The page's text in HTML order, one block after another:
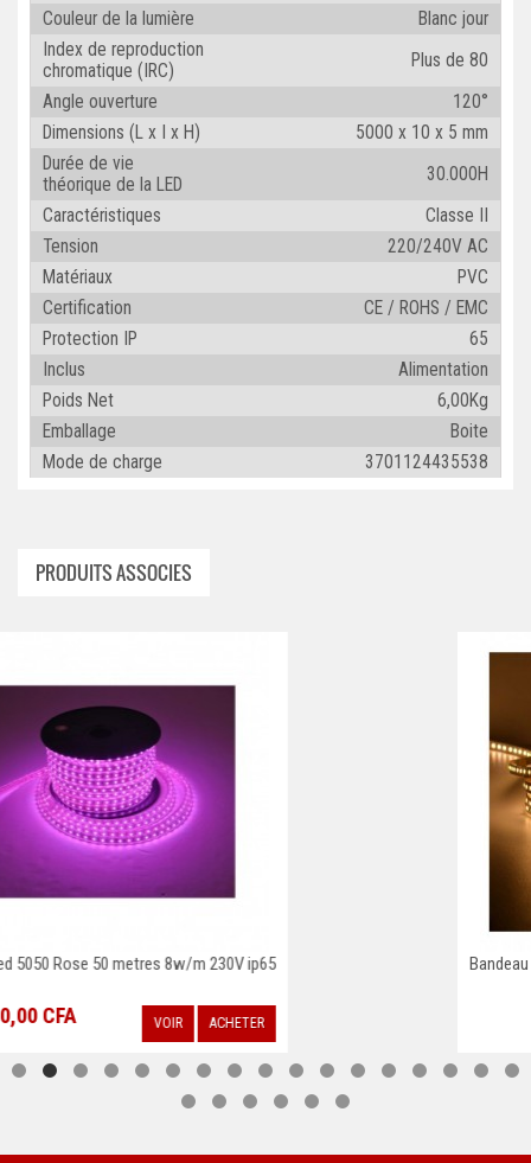
Couleur de la lumière
Blanc jour
Index de reproduction
chromatique (IRC)
Plus de 80
Angle ouverture
120°
Dimensions (L x I x H)
5000 x 10 x 5 mm
Durée de vie
théorique de la LED
30.000H
Caractéristiques
Classe II
Tension
220/240V AC
Matériaux
PVC
Certification
CE / ROHS / EMC
Protection IP
65
Inclus
Alimentation
Poids Net
6,00Kg
Emballage
Boite
Mode de charge
3701124435538
PRODUITS ASSOCIES
Bandeau LED 3000K 5 m 60 LED/m 5W/m IP20 12V